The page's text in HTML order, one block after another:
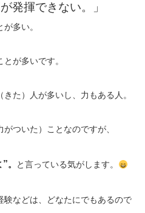
発揮できない。」
多い。
が多いです。
た）人が多いし、力もある人。
ついた）ことなのですが、
”。 と言っている気がします。
験などは、どなたにでもあるので